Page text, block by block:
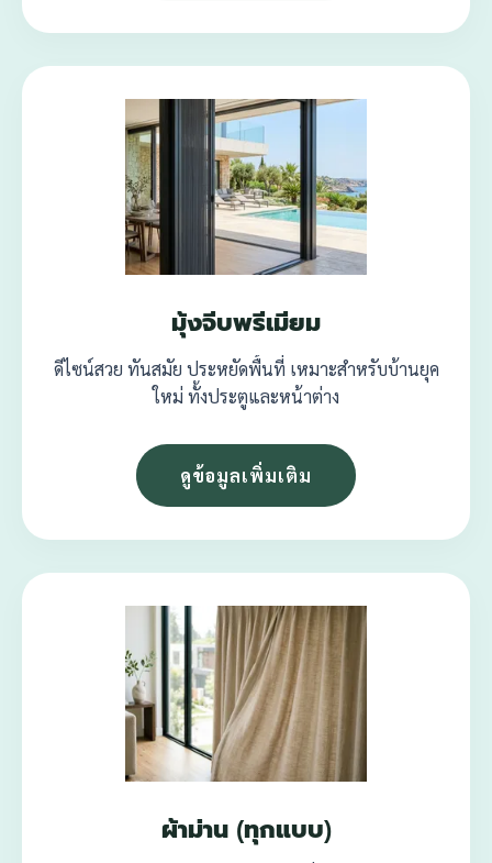
มุ้งจีบพรีเมียม
ดีไซน์สวย ทันสมัย ประหยัดพื้นที่ เหมาะสำหรับบ้านยุค
ใหม่ ทั้งประตูและหน้าต่าง
ดูข้อมูลเพิ่มเติม
ผ้าม่าน (ทุกแบบ)